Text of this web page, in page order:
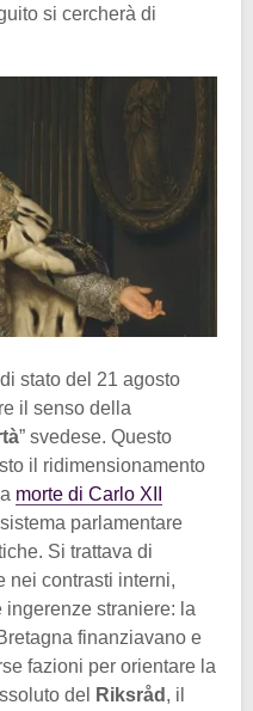
si cercherà di
stato del 21 agosto
il senso della
” svedese. Questo
il ridimensionamento
morte di Carlo XII
parlamentare
Si trattava di
nei contrasti interni,
straniere: la
finanziavano e
fazioni per orientare la
del
Riksråd , il